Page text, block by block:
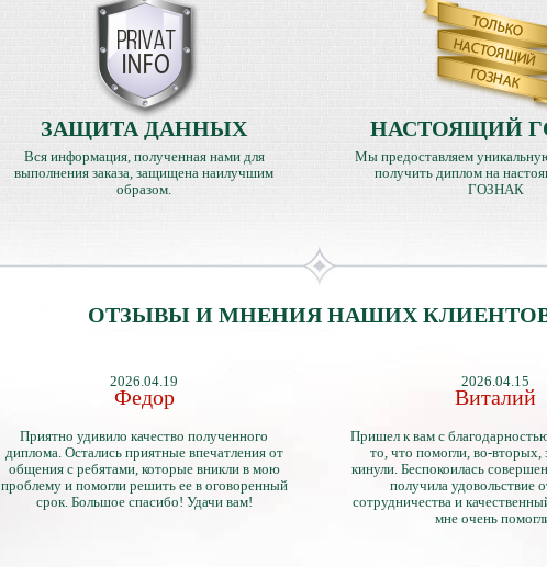
ЗАЩИТА ДАННЫХ
Вся информация, полученная нами для
выполнения заказа, защищена наилучшим
образом.
НАСТОЯЩИЙ
Мы предоставляем
получить диплом на
ГОЗНАК
ОТЗЫВЫ И МНЕНИЯ НАШИХ
2026.04.19
Федор
Приятно удивило качество полученного
диплома. Остались приятные впечатления от
общения с ребятами, которые вникли в мою
проблему и помогли решить ее в оговоренный
срок. Большое спасибо! Удачи вам!
2026.04.15
Виталий
Пришел к вам с
то, что помогли, во-вторых,
кинули. Беспокоилась
получила удовольствие
сотрудничества и
мне очень